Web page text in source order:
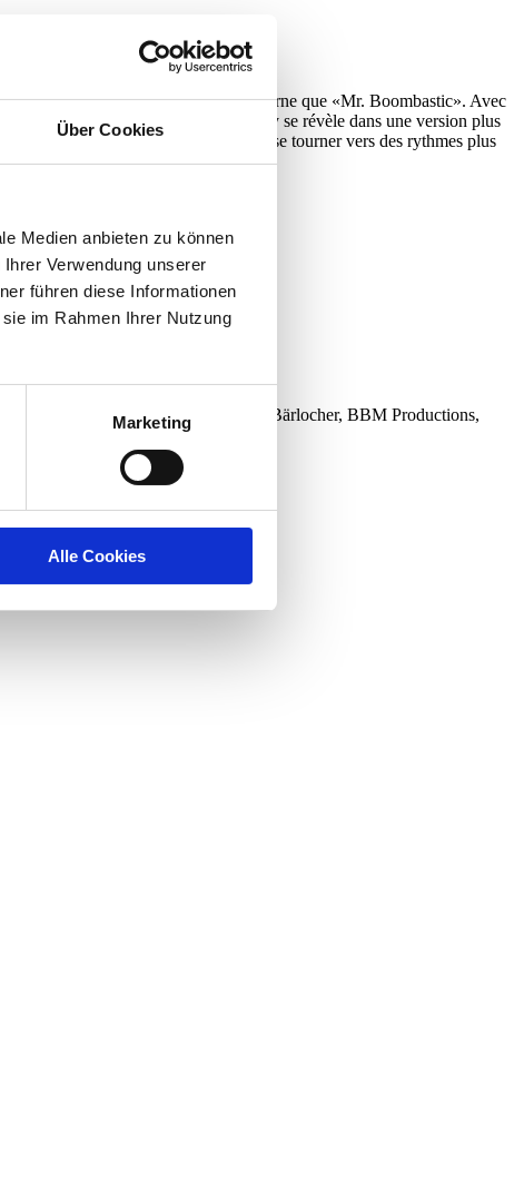
Über Cookies
Medien anbieten zu können
Verwendung unserer
führen diese Informationen
im Rahmen Ihrer Nutzung
Marketing
Alle Cookies
imprégné le reggae-dancehall moderne que «Mr. Boombastic». Avec
Jamaïque. Dix ans plus tard, Shaggy se révèle dans une version plus
en s’émancipant du hip-hop pour se tourner vers des rythmes plus
Beatrice Stirnimann Director: Roli Bärlocher, BBM Productions,